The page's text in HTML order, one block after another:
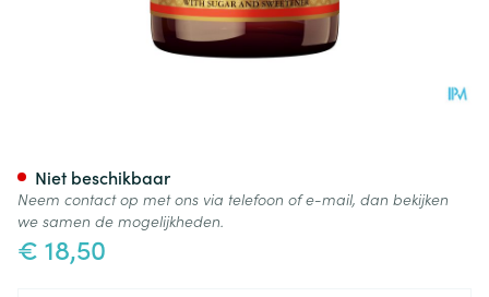
€ 18,50
Niet beschikbaar
Neem contact op met ons via telefoon of e-mail, dan bekijken
we samen de mogelijkheden.